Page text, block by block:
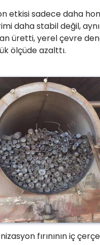
etkisi sadece daha
daha stabil değil,
üretti, yerel çevre
ölçüde azalttı.
fırınının iç